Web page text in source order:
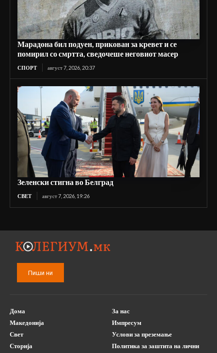
Марадона бил подуен, прикован за кревет и се
помирил со смртта, сведочеше неговиот масер
СПОРТ август 7, 2026, 20:37
Зеленски стигна во Белград
СВЕТ август 7, 2026, 19:26
Пиши ни
Дома
Македонија
Свет
Сторија
За нас
Импресум
Услови за преземање
Политика за заштита на лични